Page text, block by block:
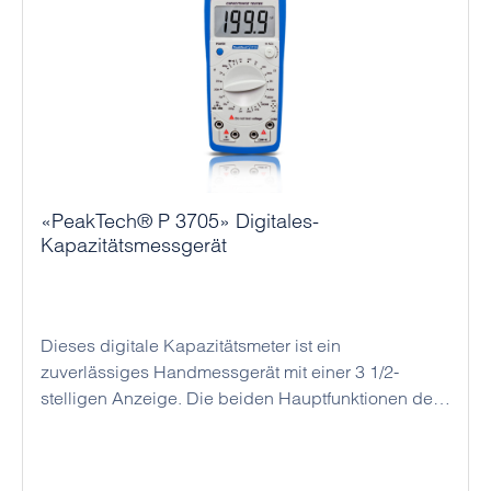
«PeakTech® P 3705» Digitales-
Kapazitätsmessgerät
Dieses digitale Kapazitätsmeter ist ein
zuverlässiges Handmessgerät mit einer 3 1/2-
stelligen Anzeige. Die beiden Hauptfunktionen des